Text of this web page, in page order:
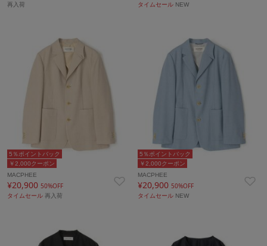
再入荷 タイムセール NEW
￥2,000クーポン
5％ポイントバック
MACPHEE
¥20,900 50%OFF
タイムセール 再入荷
￥2,000クーポン
5％ポイントバック
MACPHEE
¥20,900 50%OFF
タイムセール NEW